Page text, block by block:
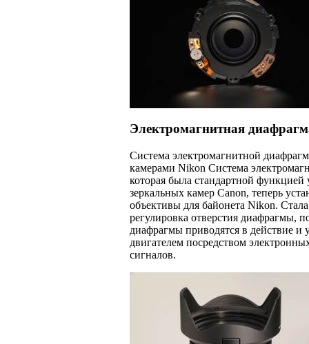
Электромагнитная
Система электромагнитной
камерами Nikon Система
которая была стандартной функцией
зеркальных камер Canon, теперь
объективы для байонета Nikon.
регулировка отверстия диафрагмы,
диафрагмы приводятся в действие и
двигателем посредством
сигналов.